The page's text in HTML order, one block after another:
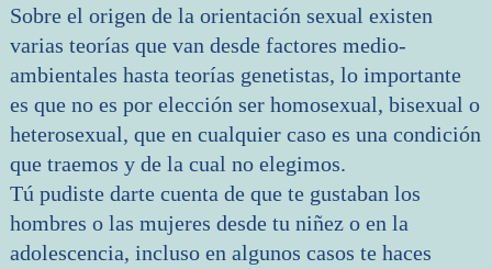
Sobre el origen de la orientación sexual existen
varias teorías que van desde factores medio-
ambientales hasta teorías genetistas, lo importante
es que no es por elección ser homosexual, bisexual o
heterosexual, que en cualquier caso es una condición
que traemos y de la cual no elegimos.
Tú pudiste darte cuenta de que te gustaban los
hombres o las mujeres desde tu niñez o en la
adolescencia, incluso en algunos casos te haces